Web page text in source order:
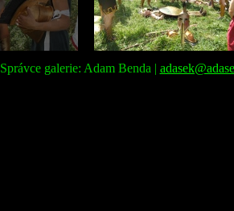
Správce galerie: Adam Benda |